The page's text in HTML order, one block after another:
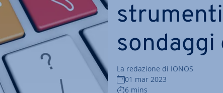
sondaggi
La redazione di IONOS
01 mar 2023
6 mins